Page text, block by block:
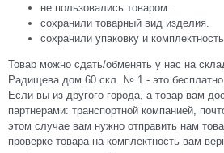
не пользовались товаром.
cохранили товарный вид изделия.
сохранили упаковку и
Товар можно сдать/обменять у нас на
Радищева дом 60 скл. № 1 - это бесплатно.
Если вы из другого города, а товар вам
партнерами: транспортной компанией,
этом случае вам нужно отправить нам
проверке товара на комплектность вам